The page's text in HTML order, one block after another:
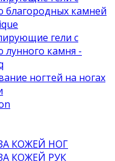
благородных камней
гели с
камня -
ногтей на ногах
КОЖЕЙ НОГ
КОЖЕЙ РУК